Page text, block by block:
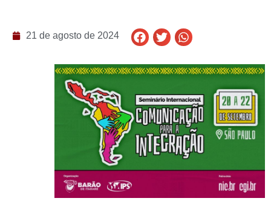
21 de agosto de 2024